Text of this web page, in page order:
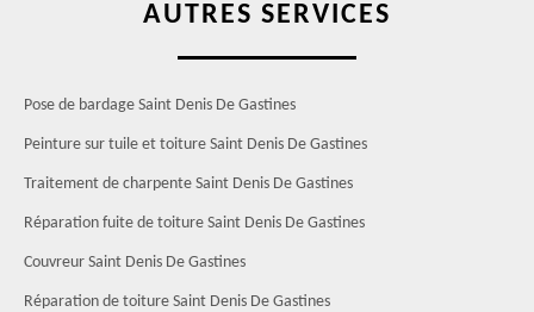
AUTRES SERVICES
Pose de bardage Saint Denis De Gastines
Peinture sur tuile et toiture Saint Denis De Gastines
Traitement de charpente Saint Denis De Gastines
Réparation fuite de toiture Saint Denis De Gastines
Couvreur Saint Denis De Gastines
Réparation de toiture Saint Denis De Gastines